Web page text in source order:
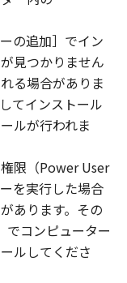
any copy
respects
property
as
or
intellectual
laws and
country
の追加］でイン
見つかりません
る場合がありま
てインストール
ルが行われま
限（Power User
を実行した場合
あります。その
コンピューター
ルしてくださ